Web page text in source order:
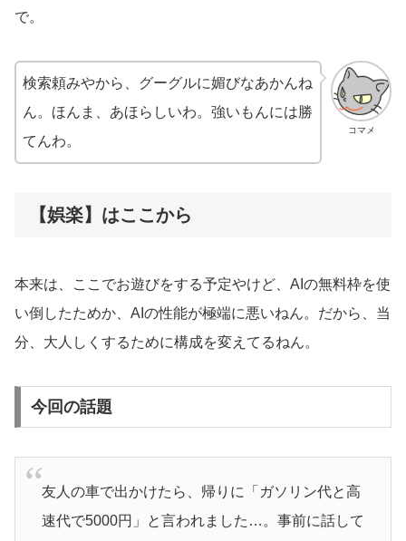
で。
コマメ
検索頼みやから、グーグルに媚びなあかんね
ん。ほんま、あほらしいわ。強いもんには勝
てんわ。
【娯楽】はここから
本来は、ここでお遊びをする予定やけど、AIの無料枠を使
い倒したためか、AIの性能が極端に悪いねん。だから、当
分、大人しくするために構成を変えてるねん。
今回の話題
友人の車で出かけたら、帰りに「ガソリン代と高
速代で5000円」と言われました…。事前に話して